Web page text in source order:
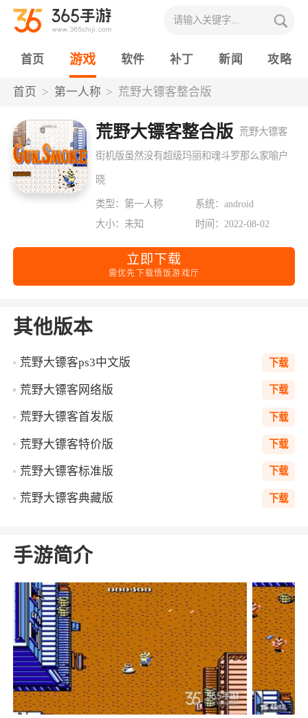
首页 游戏 软件 补丁 新闻 攻略
首页 第一人称 荒野大镖客整合版
荒野大镖客整合版 荒野大镖客
街机版虽然没有超级玛丽和魂斗罗那么家喻户
晓
类型：第一人称
系统：android
大小：未知
时间：2022-08-02
立即下载
需优先下载悟饭游戏厅
其他版本
荒野大镖客ps3中文版 下载
荒野大镖客网络版 下载
荒野大镖客首发版 下载
荒野大镖客特价版 下载
荒野大镖客标准版 下载
荒野大镖客典藏版 下载
手游简介